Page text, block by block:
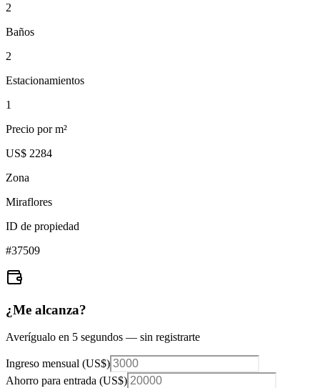
2
Baños
2
Estacionamientos
1
Precio por m²
US$ 2284
Zona
Miraflores
ID de propiedad
#37509
¿Me alcanza?
Averígualo en 5 segundos — sin registrarte
Ingreso mensual (US$)
Ahorro para entrada (US$)